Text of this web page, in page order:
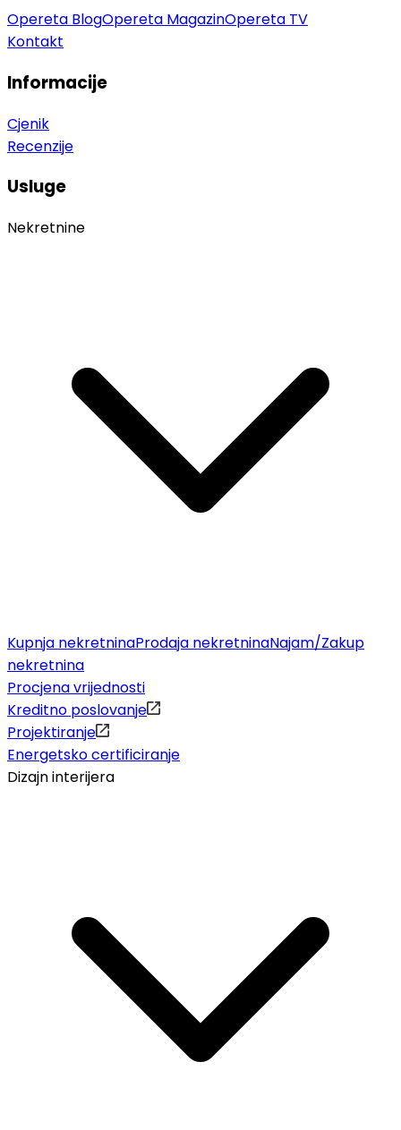
Opereta BlogOpereta MagazinOpereta TV
Kontakt
Informacije
Cjenik
Recenzije
Usluge
Nekretnine
Kupnja nekretninaProdaja nekretninaNajam/Zakup
nekretnina
Procjena vrijednosti
Kreditno poslovanje
Projektiranje
Energetsko certificiranje
Dizajn interijera